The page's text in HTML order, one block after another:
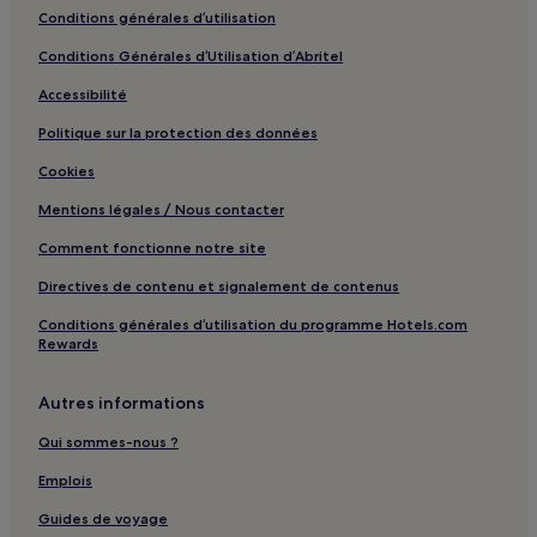
Biarritz-Pays basque : hôtels à proximité
Musée Basque et de l'histoire de Bayonne : hôtels à proximité
Église Saint-Jean-Baptiste : hôtels à proximité
Citadelle de Saint-Jean-Pied-de-Port : hôtels à proximité
Gare de Boucau : hôtels à proximité
Plage de Lafitenia : hôtels à proximité
Port de Saint-Jean-de-Luz : hôtels à proximité
Centre-Ville de Saint-Jean-de-Luz : hôtels Hôtels avec
Centre-Ville de Saint-Jean-de-Luz : hôtels
Espelette : hôtels
Itxassou : hôtels Hôtels avec parking
Ainhoa : hôtels
Saint-Michel : hôtels
Conditions générales d’utilisation
Conditions Générales d’Utilisation d’Abritel
Accessibilité
Politique sur la protection des données
Cookies
Mentions légales / Nous contacter
Comment fonctionne notre site
Directives de contenu et signalement de contenus
Conditions générales d’utilisation du programme Hotels.com
Rewards
Autres informations
Qui sommes-nous ?
Emplois
Guides de voyage